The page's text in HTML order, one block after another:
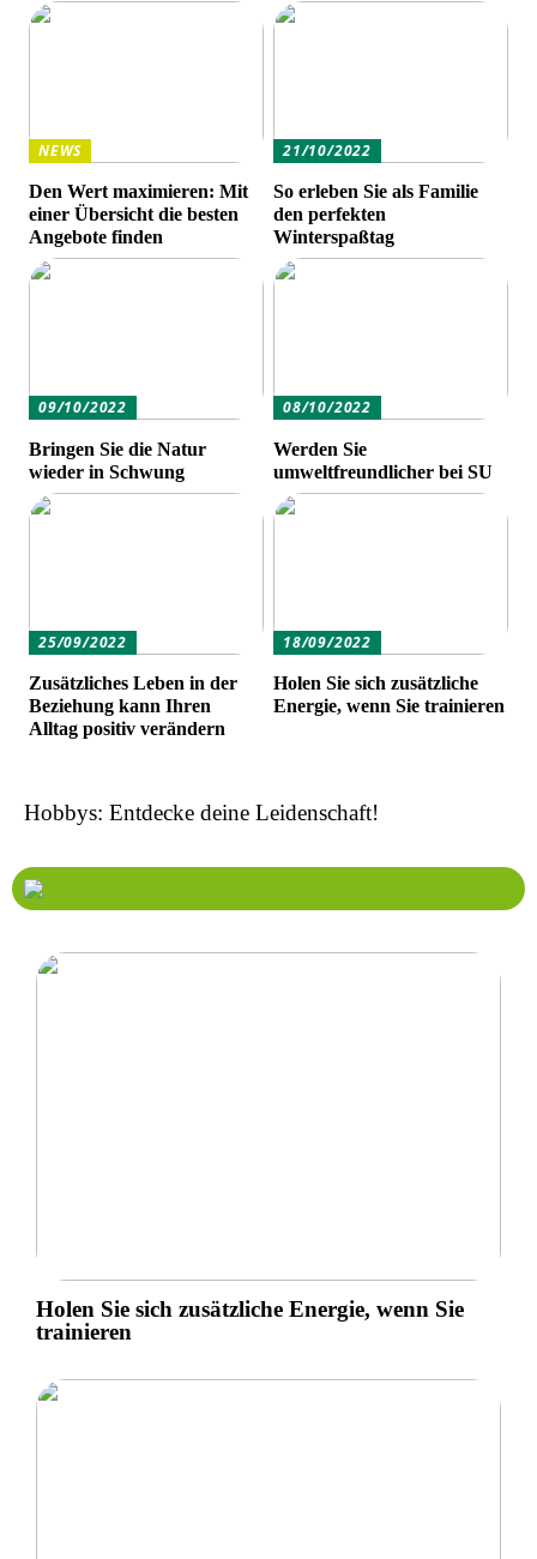
NEWS
Den Wert maximieren: Mit
einer Übersicht die besten
Angebote finden
21/10/2022
So erleben Sie als Familie
den perfekten
Winterspaßtag
09/10/2022
Bringen Sie die Natur
wieder in Schwung
08/10/2022
Werden Sie
umweltfreundlicher bei SU
25/09/2022
Zusätzliches Leben in der
Beziehung kann Ihren
Alltag positiv verändern
18/09/2022
Holen Sie sich zusätzliche
Energie, wenn Sie trainieren
Hobbys: Entdecke deine Leidenschaft!
Holen Sie sich zusätzliche Energie, wenn Sie
trainieren